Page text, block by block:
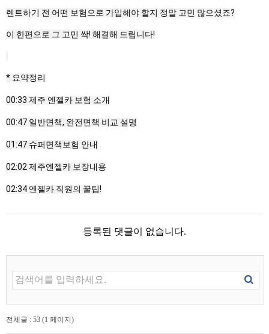
렌트하기 전 어떤 보험으로 가입해야 할지 정말 고민 많으셨죠?
이 한편으로 그 고민 싹! 해결해 드립니다!
* 요약정리
00:33 제주 엔젤카 보험 소개
00:47 일반면책, 완전면책 비교 설명
01:47 슈퍼면책보험 안내
02:02 제주엔젤카 보장내용
02:34 엔젤카 직원의 꿀팁!
등록된 댓글이 없습니다.
전체글 : 53 (1 페이지)